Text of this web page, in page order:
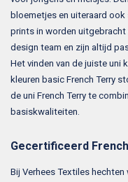
bloemetjes en uiteraard
prints in worden
design team en zijn altijd
Het vinden van de juiste uni
kleuren basic French Terry
de uni French Terry te
basiskwaliteiten.
Gecertificeerd
Bij Verhees Textiles hechten